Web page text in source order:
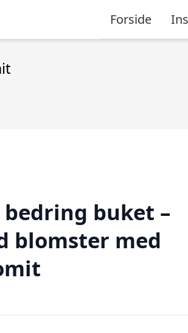
Forside
bedring buket –
blomster med